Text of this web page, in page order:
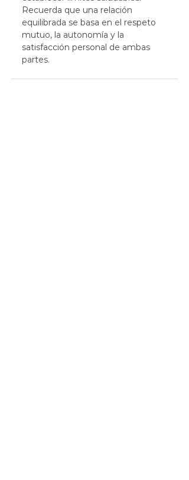
Recuerda que una relación
equilibrada se basa en el respeto
mutuo, la autonomía y la
satisfacción personal de ambas
partes.